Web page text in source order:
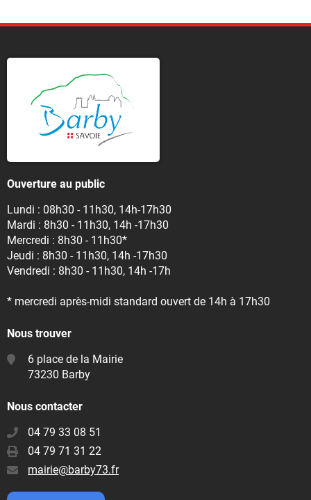
Ouverture au public
Lundi : 08h30 - 11h30, 14h-17h30
Mardi : 8h30 - 11h30, 14h -17h30
Mercredi : 8h30 - 11h30*
Jeudi : 8h30 - 11h30, 14h -17h30
Vendredi : 8h30 - 11h30, 14h -17h
* mercredi après-midi standard ouvert de 14h à 17h30
Nous trouver
6 place de la Mairie
73230 Barby
Nous contacter
04 79 33 08 51
04 79 71 31 22
E-
mairie@barby73.fr